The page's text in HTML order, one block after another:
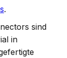
.
sind
in